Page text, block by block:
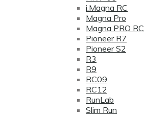
i.Magna RC
Magna Pro
Magna PRO RC
Pioneer R7
Pioneer S2
R3
R9
RC09
RC12
RunLab
Slim Run